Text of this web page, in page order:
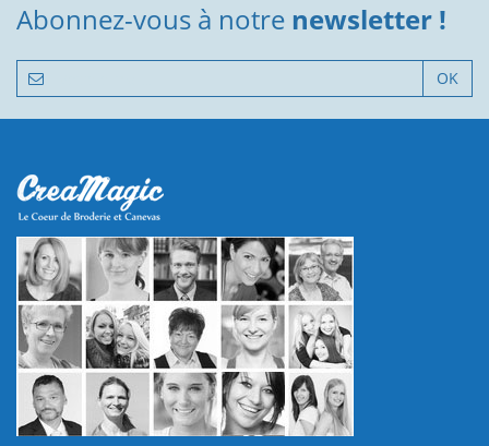
Abonnez-vous à notre newsletter !
OK